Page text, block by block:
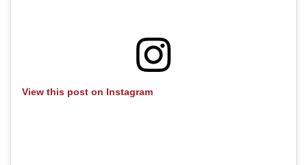
View this post on Instagram